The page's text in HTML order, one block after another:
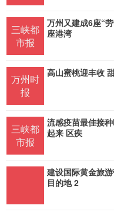
三峡都
市报
万州又建成6座“
座港湾
万州时
报
高山蜜桃迎丰收
三峡都
市报
流感疫苗最佳接
起来 区疾
建设国际黄金旅
目的地 2